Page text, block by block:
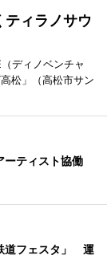
ィラノサウ
ディノベンチャ
松」（高松市サン
ーティスト協働
道フェスタ」 運